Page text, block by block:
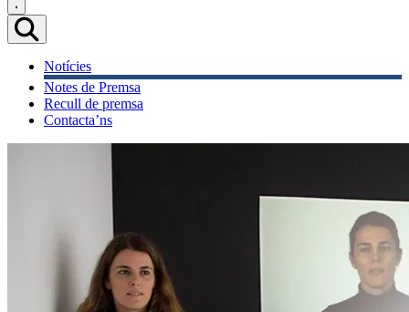
Notícies
Notes de Premsa
Recull de premsa
Contacta’ns